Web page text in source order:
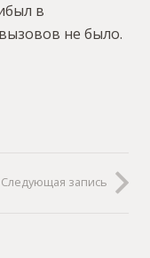
в
не было.
Следующая запись